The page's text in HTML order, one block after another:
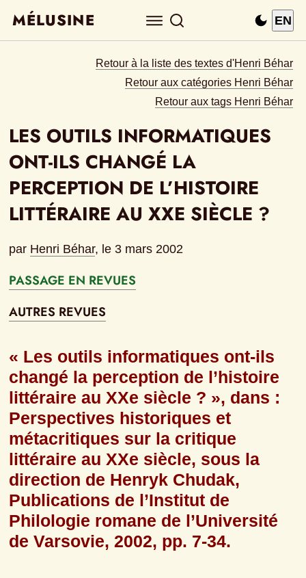
MÉLUSINE EN
Retour à la liste des textes d'Henri Béhar
Retour aux catégories Henri Béhar
Retour aux tags Henri Béhar
LES OUTILS INFORMATIQUES
ONT-ILS CHANGÉ LA
PERCEPTION DE L’HISTOIRE
LITTÉRAIRE AU XXE SIÈCLE ?
par Henri Béhar, le 3 mars 2002
PASSAGE EN REVUES
AUTRES REVUES
« Les outils informatiques ont-ils
changé la perception de l’histoire
littéraire au XXe siècle ? », dans :
Perspectives historiques et
métacritiques sur la critique
littéraire au XXe siècle, sous la
direction de Henryk Chudak,
Publications de l’Institut de
Philologie romane de l’Université
de Varsovie, 2002, pp. 7-34.